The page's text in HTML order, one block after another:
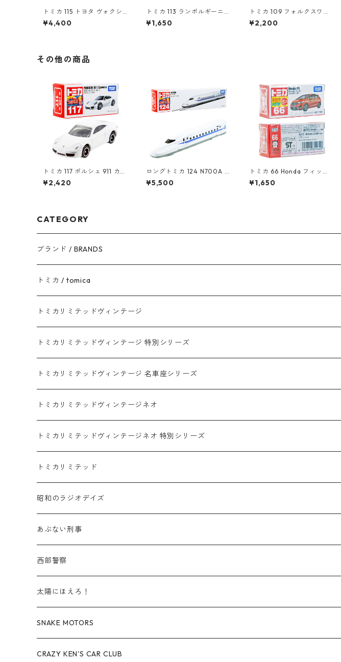
トミカ 115 トヨタ ヴォクシ
ー（初回特別仕様）#10801
764
¥4,400
トミカ 113 ランボルギーニ
レヴェントン #10359791
¥1,650
トミカ 109 フォルクスワー
ゲン ポロ（初回特別カラ
ー）#10467380
¥2,200
その他の商品
トミカ 117 ポルシェ 911 カレ
ラ #10439271
¥2,420
ロングトミカ 124 N700A #
10486213
¥5,500
トミカ 66 Honda フィット
#10824640
¥1,650
CATEGORY
ブランド / BRANDS
トヨタ / TOYOTA
ダイハツ / DAIHATSU
マツダ / MAZDA
ホンダ / HONDA
日産 / NISSAN
スバル / SUBARU
スズキ / SUZUKI
三菱 / MITSUBISHI
シボレー / Chevrolet
ビー・エム・ダブリュー / BMW
レクサス / LEXUS
アウディ / Audi
ロータス / LOTUS
トミカ / tomica
赤箱 - 現行トミカ
赤箱 - 限定トミカ 初回特別カラー
赤箱 - 絶版（廃盤）トミカ No.1-120
赤箱 - 絶版（廃盤）トミカ No.1-9
赤箱 - 絶版（廃盤）トミカ No.10-19
赤箱 - 絶版（廃盤）トミカ No.60-69
赤箱 - 絶版（廃盤）トミカ No.70-79
赤箱 - 絶版（廃盤）ロングトミカ No.121-
赤箱 - 車種別
乗用車
商用車・公用車
トミカリミテッドヴィンテージ
TLV - NEW LINEUP
TLV - No. LV-00-195
TLV - No. LV-00-09
TLV - No. LV-10-19
TLV - No. LV-60-69
TLV - No. LV-70-79
TLV - 車種別
乗用車
商用車・公用車
トミカリミテッドヴィンテージ 特別シリーズ
トミカリミテッドヴィンテージ 名車座シリーズ
トミカリミテッドヴィンテージネオ
TLVN - NEW LINEUP
TLVN - No. LV-00-219
TLVN - No. LV-00-09
TLVN - No. LV-10-19
TLVN - 車種別
乗用車
商用車・公用車
トミカリミテッドヴィンテージネオ 特別シリーズ
トミカリミテッド
昭和のラジオデイズ
あぶない刑事
西部警察
太陽にほえろ！
SNAKE MOTORS
CRAZY KEN'S CAR CLUB